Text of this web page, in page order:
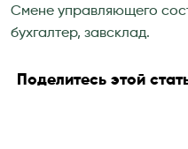
Смене управляющего
бухгалтер, завсклад.
Поделитесь этой